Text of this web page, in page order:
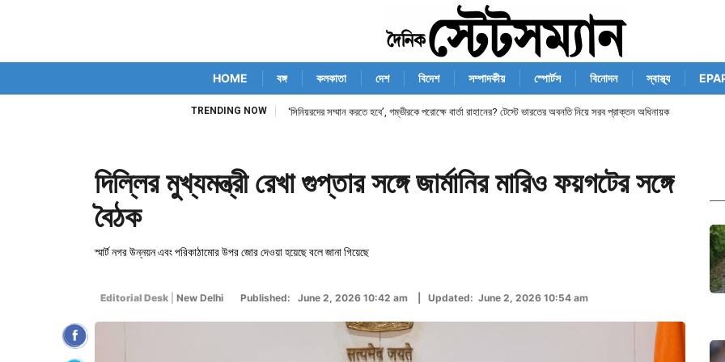
HOME বঙ্গ কলকাতা দেশ বিদেশ সম্পাদকীয় স্পোর্টস বিনোদন স্বাস্থ্য
TRENDING NOW ‘সিনিয়রদের সম্মান করতে হবে’, গম্ভীরকে পরোক্ষে বার্তা রাহানের? টেস্টে ভারতের অবনতি নিয়ে সরব প্রাক্তন অধিনায়ক
দিল্লির মুখ্যমন্ত্রী রেখা গুপ্তার সঙ্গে জার্মানির মারিও ফয়গটের সঙ্গে
বৈঠক
স্মার্ট নগর উন্নয়ন এবং পরিকাঠামোর উপর জোর দেওয়া হয়েছে বলে জানা গিয়েছে
Editorial Desk New Delhi Published: June 2, 2026 10:42 am | Updated: June 2, 2026 10:54 am